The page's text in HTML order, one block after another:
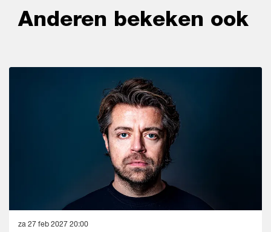
Anderen bekeken ook
za 27 feb 2027 20:00